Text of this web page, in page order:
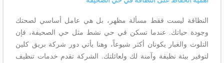
النظافة ليست فقط مسألة مظهر، بل هي عامل أساسي لصحتك
وجودة حياتك. عندما تسكن في حي نشط مثل حي الصحيفة، فإن
التلوث والغبار يكونان أكثر شيوعاً، وهنا يأتي دور شركة بريق كلين
لتوفير بيئة نظيفة وآمنة لك ولعائلتك. الشركة تقدم خدمات تنظيف